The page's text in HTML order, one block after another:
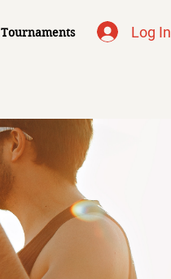
Tournaments Log In